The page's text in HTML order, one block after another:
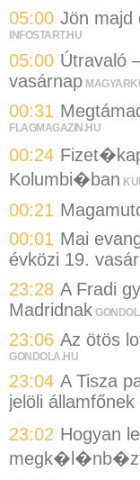
05:00 Jön majd
INFOSTART.HU
05:00 Útravaló
vasárnap
00:31
FLAGMAGAZIN.HU
00:24
Kolumbi�ban
00:21
00:01 Mai
évközi 19.
23:28 A Fradi
Madridnak
23:06 Az ötös
GONDOLA.HU
23:04 A Tisza
jelöli
23:02 Hogyan